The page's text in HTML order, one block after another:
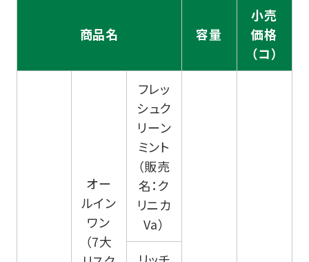
商品名 容量
小売
価格
（コ）
オー
ルイン
ワン
（7大
フレッ
シュク
リーン
ミント
（販売
名：ク
リニカ
Va）